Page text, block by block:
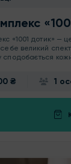
«1001 дотик» —
великий
сподобається
₴ 1